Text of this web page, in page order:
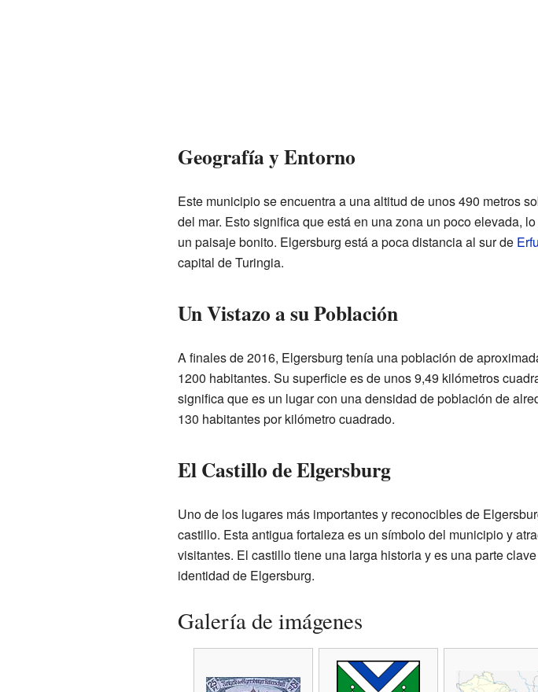
Geografía y Entorno
Este municipio se encuentra a una altitud de unos 490 metros
del mar. Esto significa que está en una zona un poco elevada,
un paisaje bonito. Elgersburg está a poca distancia al sur de
capital de Turingia.
Un Vistazo a su Población
A finales de 2016, Elgersburg tenía una población de
1200 habitantes. Su superficie es de unos 9,49 kilómetros
significa que es un lugar con una densidad de población de
130 habitantes por kilómetro cuadrado.
El Castillo de Elgersburg
Uno de los lugares más importantes y reconocibles de
castillo. Esta antigua fortaleza es un símbolo del municipio y
visitantes. El castillo tiene una larga historia y es una parte
identidad de Elgersburg.
Galería de imágenes